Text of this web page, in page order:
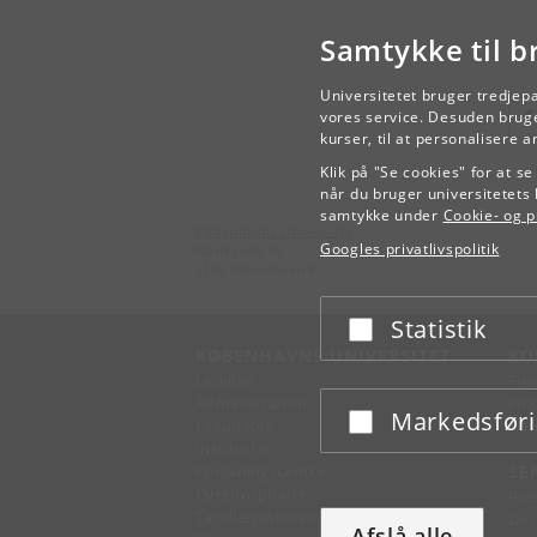
Samtykke til
Universitetet bruger
vores service. Desuden
kurser, til at personalisere
Klik på "Se cookies" for at
når du bruger universitetets
samtykke under Cookie- og
Googles privatlivspolitik
Acceptér eller afslå
Statistik
Acceptér eller afslå
KØBENHAVNS UNIVERSITET